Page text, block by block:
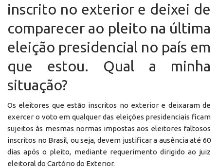
inscrito no exterior e deixei de
comparecer ao pleito na última
eleição presidencial no país em
que estou. Qual a minha
situação?
Os eleitores que estão inscritos no exterior e deixaram de
exercer o voto em qualquer das eleições presidenciais ficam
sujeitos às mesmas normas impostas aos eleitores faltosos
inscritos no Brasil, ou seja, devem justificar a ausência até 60
dias após o pleito, mediante requerimento dirigido ao juiz
eleitoral do Cartório do Exterior.